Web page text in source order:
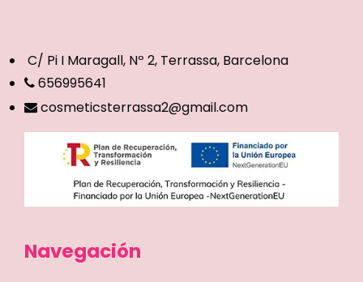
C/ Pi I Maragall, Nº 2, Terrassa, Barcelona
656995641
cosmeticsterrassa2@gmail.com
Navegación